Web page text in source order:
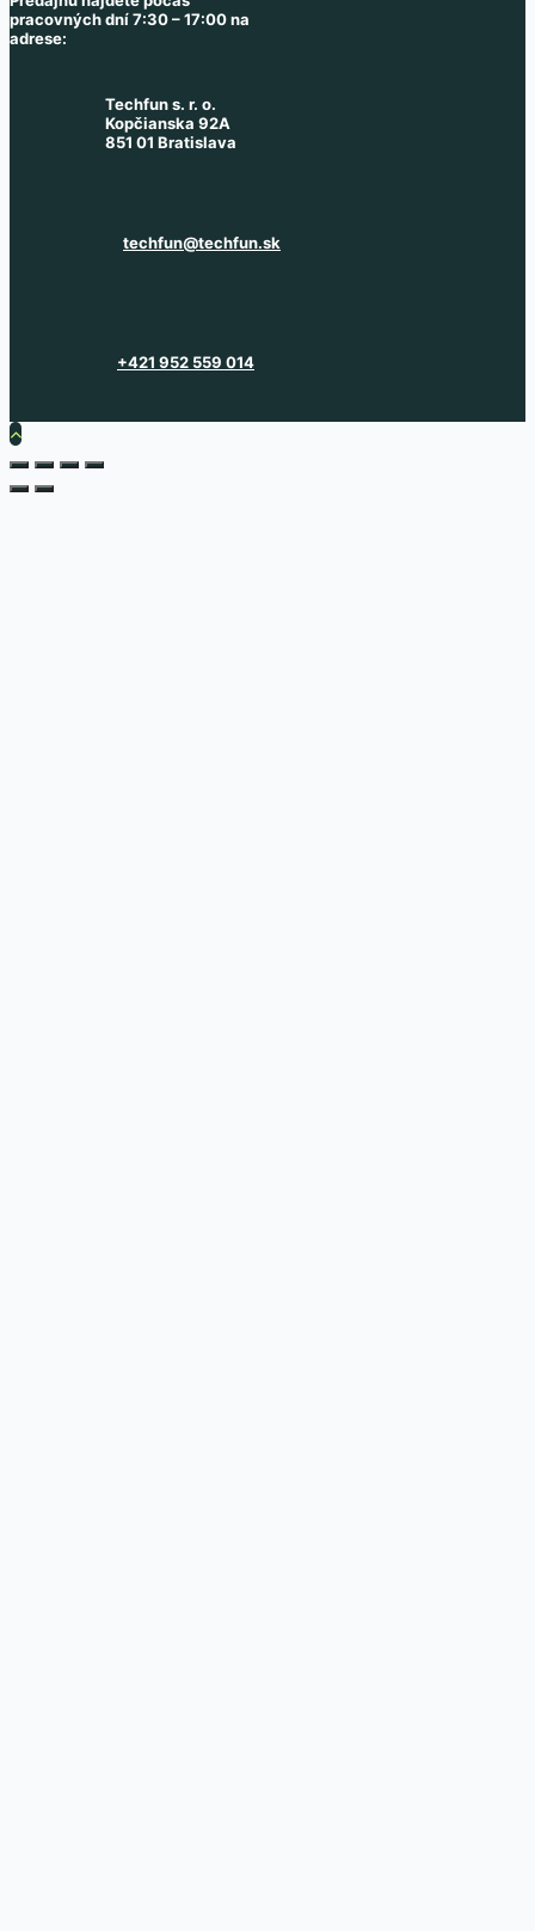
pracovných dní 7:30 – 17:00 na
adrese:
Techfun s. r. o.
Kopčianska 92A
851 01 Bratislava
techfun@techfun.sk
+421 952 559 014